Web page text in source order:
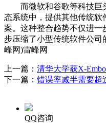
而微软和谷歌等科技巨
态系统中，提供其他传统
案。这种整合趋势不仅进一
步压缩了小型传统软件公
峰网)雷峰网
上一篇： 清华大学获X-
下一篇： 错误率减半需要超
QQ咨询